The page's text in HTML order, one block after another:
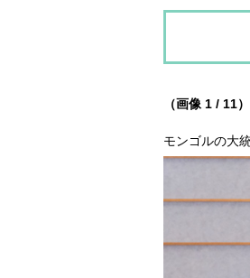
（画像 1 / 11）
モンゴルの大